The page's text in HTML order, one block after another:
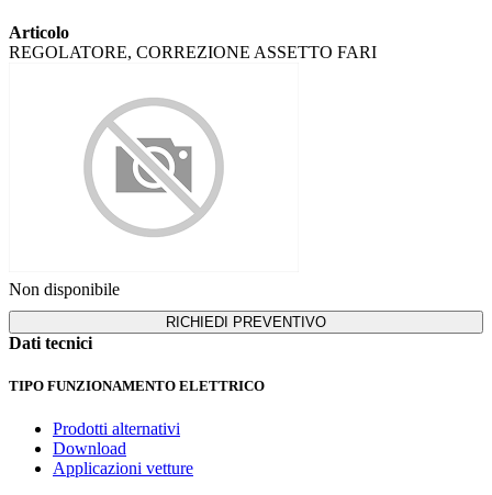
Articolo
REGOLATORE, CORREZIONE ASSETTO FARI
Non disponibile
RICHIEDI PREVENTIVO
Dati tecnici
TIPO FUNZIONAMENTO ELETTRICO
Prodotti alternativi
Download
Applicazioni vetture